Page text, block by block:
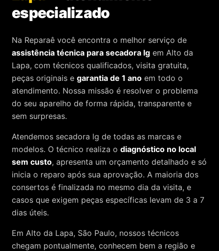
especializado
Na Reparaê você encontra o melhor serviço de
assistência técnica para secadora lg em Alto da
Lapa, com técnicos qualificados, visita gratuita,
peças originais e garantia de 1 ano em todo o
atendimento. Nossa missão é resolver o problema
do seu aparelho de forma rápida, transparente e
sem surpresas.
Atendemos secadora lg de todas as marcas e
modelos. O técnico realiza o diagnóstico no local
sem custo, apresenta um orçamento detalhado e só
inicia o reparo após sua aprovação. A maioria dos
consertos é finalizada no mesmo dia da visita, e
casos que exigem peças específicas levam de 3 a 7
dias úteis.
Em Alto da Lapa, São Paulo, nossos técnicos
chegam pontualmente, conhecem bem a região e